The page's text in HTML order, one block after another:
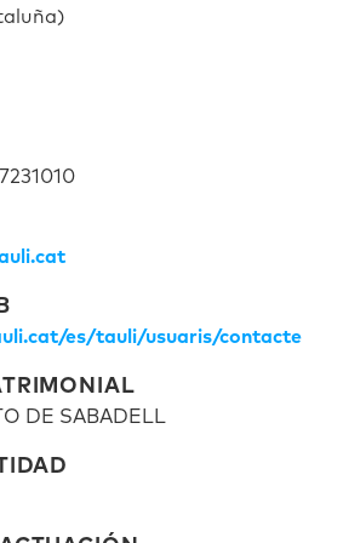
es/tauli/usuaris/contacte
DE SABADELL